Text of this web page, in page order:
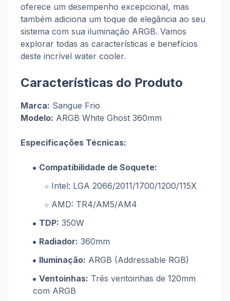
oferece um desempenho excepcional, mas
também adiciona um toque de elegância ao seu
sistema com sua iluminação ARGB. Vamos
explorar todas as características e benefícios
deste incrível water cooler.
Características do Produto
Marca: Sangue Frio
Modelo: ARGB White Ghost 360mm
Especificações Técnicas:
Compatibilidade de Soquete:
Intel: LGA 2066/2011/1700/1200/115X
AMD: TR4/AM5/AM4
TDP: 350W
Radiador: 360mm
Iluminação: ARGB (Addressable RGB)
Ventoinhas: Três ventoinhas de 120mm
com ARGB